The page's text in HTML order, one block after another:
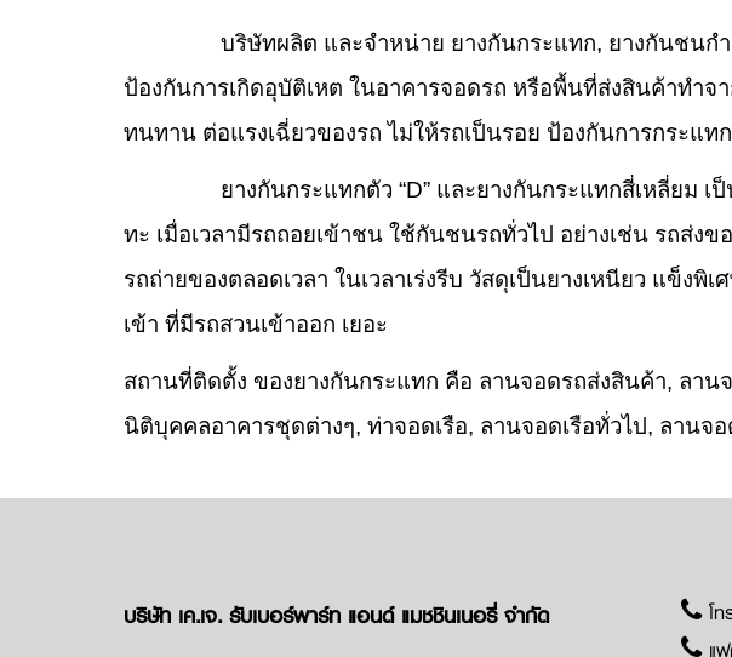
บริษัทผลิต และจำหน่าย ยางกันกระแทก, ยางกันชนกำแพ
ป้องกันการเกิดอุบัติเหต ในอาคารจอดรถ หรือพื้นที่ส่งสินค้าทำ
ทนทาน ต่อแรงเฉี่ยวของรถ ไม่ให้รถเป็นรอย ป้องกันการกระแท
ยางกันกระแทกตัว “D” และยางกันกระแทกสี่เหลี่ยม เป็น
ทะ เมื่อเวลามีรถถอยเข้าชน ใช้กันชนรถทั่วไป อย่างเช่น รถส่ง
รถถ่ายของตลอดเวลา ในเวลาเร่งรีบ วัสดุเป็นยางเหนียว แข็ง
เข้า ที่มีรถสวนเข้าออก เยอะ
สถานที่ติดตั้ง ของยางกันกระแทก คือ ลานจอดรถส่งสินค้า, ลาน
นิติบุคคลอาคารชุดต่างๆ, ท่าจอดเรือ, ลานจอดเรือทั่วไป, ลานจ
บริษัท เค.เจ. รับเบอร์พาร์ท แอนด์ แมชชินเนอรี่ จำกัด โท
แฟ